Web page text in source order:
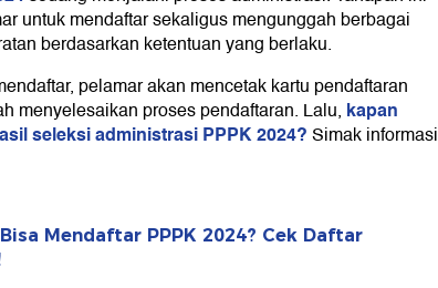
non-ASN
PPPK 2024 untuk pelamar tenaga non-ASN yang
di instansi pemerintah
Hasil Seleksi Administrasi PPPK
untuk mendaftar sekaligus mengunggah berbagai
berdasarkan ketentuan yang berlaku.
pelamar akan mencetak kartu pendaftaran
menyelesaikan proses pendaftaran. Lalu, kapan
seleksi administrasi PPPK 2024?Simak informasi
Mendaftar PPPK 2024? Cek Daftar